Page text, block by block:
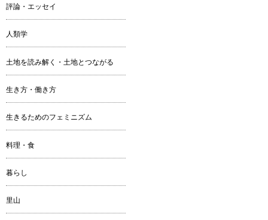
評論・エッセイ
人類学
土地を読み解く・土地とつながる
生き方・働き方
生きるためのフェミニズム
料理・食
暮らし
里山